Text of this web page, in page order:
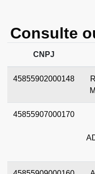
Consulte
CNPJ
45855902000148
45855907000170